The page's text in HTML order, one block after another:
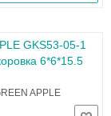
05-1
6*6*15.5
APPLE